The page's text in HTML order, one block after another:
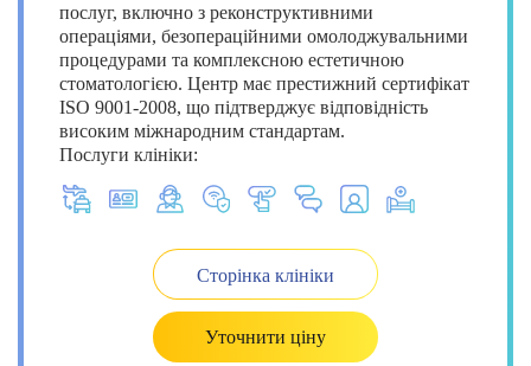
послуг, включно з реконструктивними
операціями, безопераційними омолоджувальними
процедурами та комплексною естетичною
стоматологією. Центр має престижний сертифікат
ISO 9001-2008, що підтверджує відповідність
високим міжнародним стандартам.
Послуги клініки:
Сторінка клініки
Уточнити ціну